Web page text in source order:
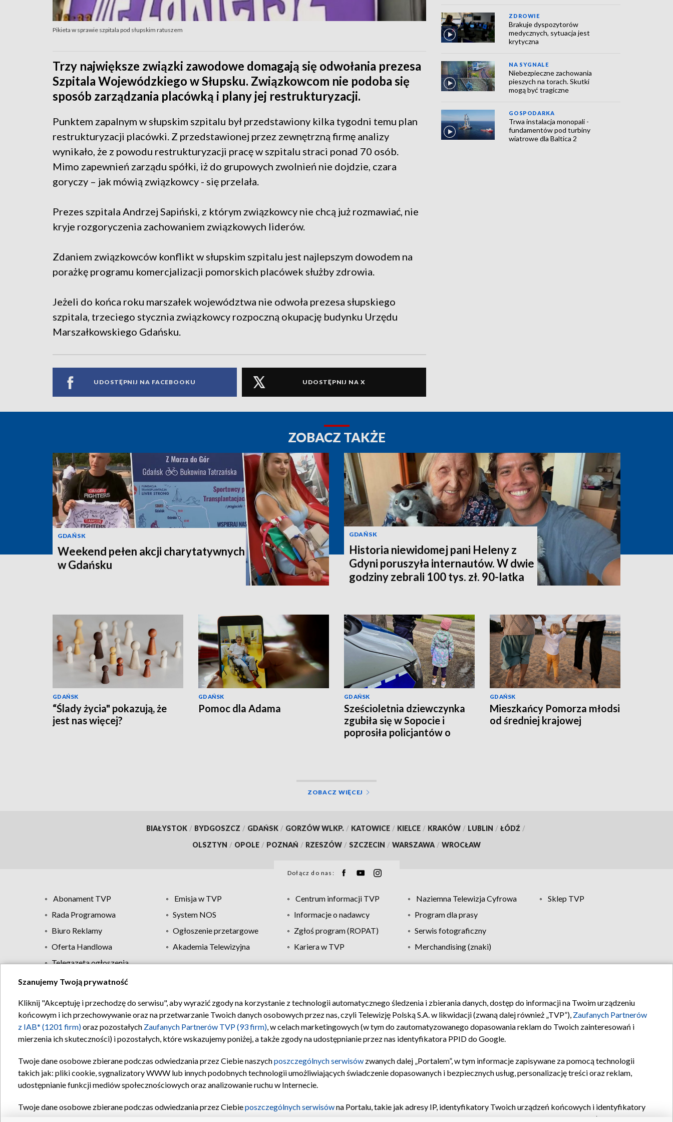
Pikieta w sprawie szpitala pod słupskim ratuszem
Trzy największe związki zawodowe domagają się odwołania prezesa
Szpitala Wojewódzkiego w Słupsku. Związkowcom nie podoba się
sposób zarządzania placówką i plany jej restrukturyzacji.
Punktem zapalnym w słupskim szpitalu był przedstawiony kilka tygodni temu plan
restrukturyzacji placówki. Z przedstawionej przez zewnętrzną firmę analizy
wynikało, że z powodu restrukturyzacji pracę w szpitalu straci ponad 70 osób.
Mimo zapewnień zarządu spółki, iż do grupowych zwolnień nie dojdzie, czara
goryczy – jak mówią związkowcy - się przelała.
Prezes szpitala Andrzej Sapiński, z którym związkowcy nie chcą już rozmawiać, nie
kryje rozgoryczenia zachowaniem związkowych liderów.
Zdaniem związkowców konflikt w słupskim szpitalu jest najlepszym dowodem na
porażkę programu komercjalizacji pomorskich placówek służby zdrowia.
Jeżeli do końca roku marszałek województwa nie odwoła prezesa słupskiego
szpitala, trzeciego stycznia związkowcy rozpoczną okupację budynku Urzędu
Marszałkowskiego Gdańsku.
UDOSTĘPNIJ NA FACEBOOKU UDOSTĘPNIJ NA X
ZDROWIE
Brakuje dyspozytorów
medycznych, sytuacja jest
krytyczna
NA SYGNALE
Niebezpieczne zachowania
pieszych na torach. Skutki
mogą być tragiczne
GOSPODARKA
Trwa instalacja monopali -
fundamentów pod turbiny
wiatrowe dla Baltica 2
ZOBACZ TAKŻE
GDAŃSK
Weekend pełen akcji charytatywnych
w Gdańsku
GDAŃSK
Historia niewidomej pani Heleny z
Gdyni poruszyła internautów. W dwie
godziny zebrali 100 tys. zł. 90-latka
GDAŃSK
“Ślady życia" pokazują, że
jest nas więcej?
GDAŃSK
Pomoc dla Adama
GDAŃSK
Sześcioletnia dziewczynka
zgubiła się w Sopocie i
poprosiła policjantów o
GDAŃSK
Mieszkańcy Pomorza młodsi
od średniej krajowej
ZOBACZ WIĘCEJ
BIAŁYSTOK / BYDGOSZCZ / GDAŃSK / GORZÓW WLKP. / KATOWICE / KIELCE / KRAKÓW / LUBLIN / ŁÓDŹ /
OLSZTYN / OPOLE / POZNAŃ / RZESZÓW / SZCZECIN / WARSZAWA / WROCŁAW
Dołącz do nas:
Abonament TVP Emisja w TVP Centrum informacji TVP Naziemna Telewizja Cyfrowa
Sklep TVP
Rada Programowa
System NOS Informacje o nadawcy
Program dla prasy
Biuro Reklamy
Ogłoszenie przetargowe Zgłoś program (ROPAT)
Serwis fotograficzny
Oferta Handlowa
Akademia Telewizyjna Kariera w TVP
Merchandising (znaki)
Telegazeta ogłoszenia
Regulamin TVP Polityka prywatności Moje zgody Pomoc Biuro reklamy Kontakt
Szanujemy Twoją prywatność
Kliknij "Akceptuję i przechodzę do serwisu", aby wyrazić zgody na korzystanie z technologii automatycznego śledzenia i zbierania danych, dostęp do informacji na Twoim urządzeniu
końcowym i ich przechowywanie oraz na przetwarzanie Twoich danych osobowych przez nas, czyli Telewizję Polską S.A. w likwidacji (zwaną dalej również „TVP”), Zaufanych Partnerów
z IAB* (1201 firm)oraz pozostałych Zaufanych Partnerów TVP (93 firm), w celach marketingowych (w tym do zautomatyzowanego dopasowania reklam do Twoich zainteresowań i
mierzenia ich skuteczności) i pozostałych, które wskazujemy poniżej, a także zgody na udostępnianie przez nas identyfikatora PPID do Google.
Twoje dane osobowe zbierane podczas odwiedzania przez Ciebie naszychposzczególnych serwisów zwanych dalej „Portalem”, w tym informacje zapisywane za pomocą technologii
takich jak: pliki cookie, sygnalizatory WWW lub innych podobnych technologii umożliwiających świadczenie dopasowanych i bezpiecznych usług, personalizację treści oraz reklam,
udostępnianie funkcji mediów społecznościowych oraz analizowanie ruchu w Internecie.
Twoje dane osobowe zbierane podczas odwiedzania przez Ciebieposzczególnych serwisówna Portalu, takie jak adresy IP, identyfikatory Twoich urządzeń końcowych i identyfikatory
oraz pozostałych